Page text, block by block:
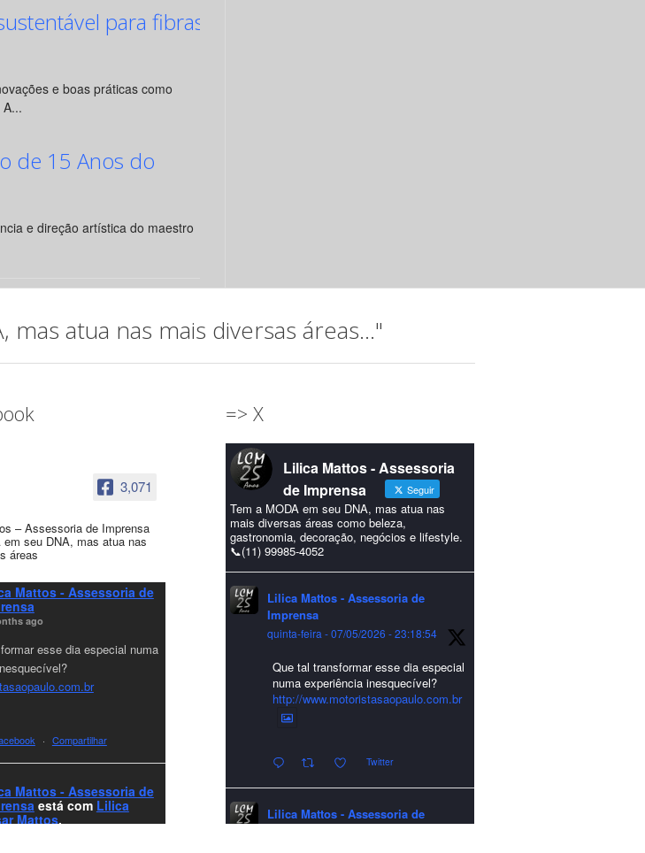
para fibras
e boas práticas como
de 15 Anos do
e direção artística do maestro
atua nas mais diversas áreas..."
3,071
– Assessoria de Imprensa
em seu DNA, mas atua nas
áreas
Mattos - Assessoria de
ago
esse dia especial numa
· Compartilhar
Mattos - Assessoria de
está com Lilica
Mattos.
=> X
Lilica Mattos - Assessoria
de Imprensa
Seguir
Tem a MODA em seu DNA, mas atua nas
mais diversas áreas como beleza,
gastronomia, decoração, negócios e lifestyle.
📞(11) 99985-4052
Lilica Mattos - Assessoria de
Imprensa
quinta-feira - 07/05/2026 - 23:18:54
Que tal transformar esse dia especial
numa experiência inesquecível?
http://www.motoristasaopaulo.com.br
Twitter
Lilica Mattos - Assessoria de